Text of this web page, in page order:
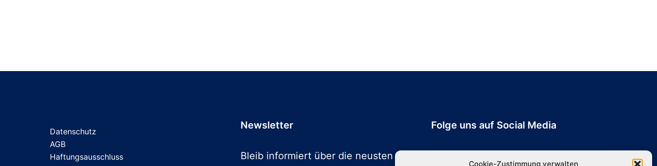
Cookie-Zustimmung verwalten
Datenschutz
AGB
Haftungsausschluss
Newsletter
Bleib informiert über die neusten
Folge uns auf Social Media